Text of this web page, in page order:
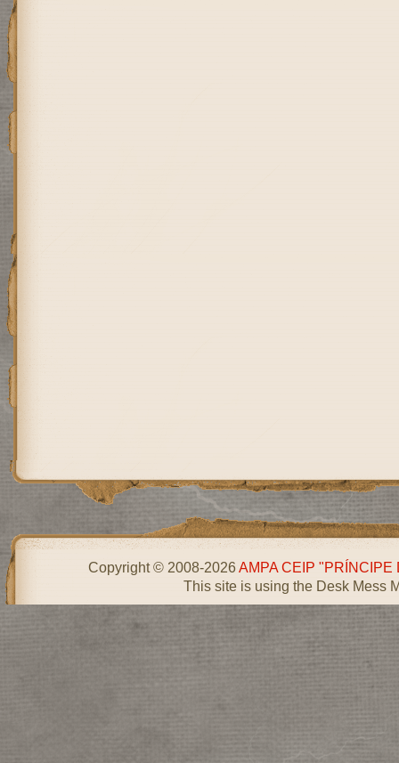
Copyright © 2008-2026AMPA CEIP "PRÍNCIPE
This site is using the Desk Mess